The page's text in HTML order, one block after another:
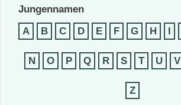
Jungennamen
A
B C D E F G H I
N O P Q R S T U V
Z